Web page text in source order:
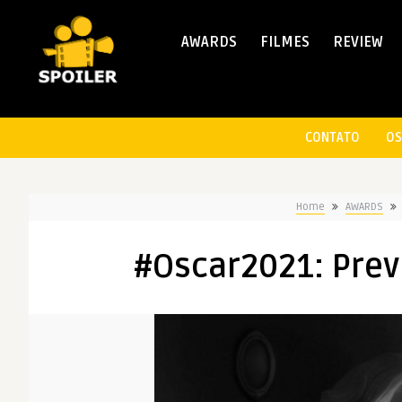
AWARDS FILMES REVIEW
CONTATO
Home AWARDS
#Oscar2021: